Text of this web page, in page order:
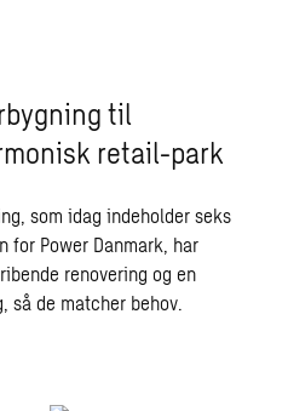
til
retail-park
som idag indeholder seks
for Power Danmark, har
renovering og en
så de matcher behov.